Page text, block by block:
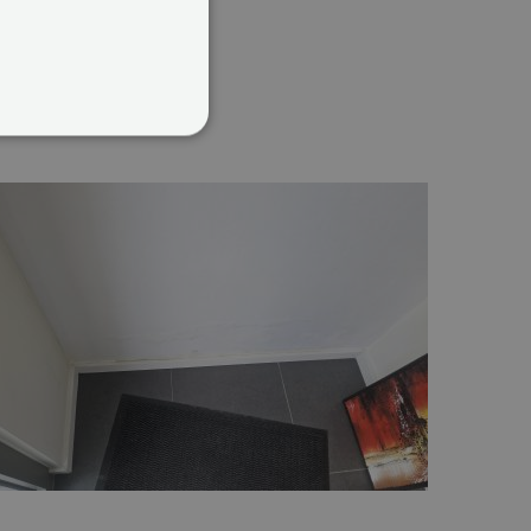
accountbeheer. De
service om de
cookie-banner van